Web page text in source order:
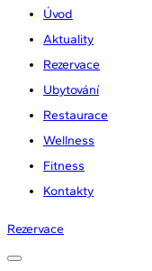
Úvod
Aktuality
Rezervace
Ubytování
Restaurace
Wellness
Fitness
Kontakty
Rezervace